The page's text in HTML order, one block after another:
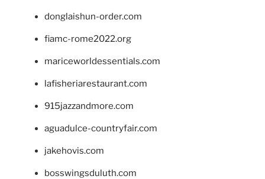
donglaishun-order.com
fiamc-rome2022.org
mariceworldessentials.com
lafisheriarestaurant.com
915jazzandmore.com
aguadulce-countryfair.com
jakehovis.com
bosswingsduluth.com